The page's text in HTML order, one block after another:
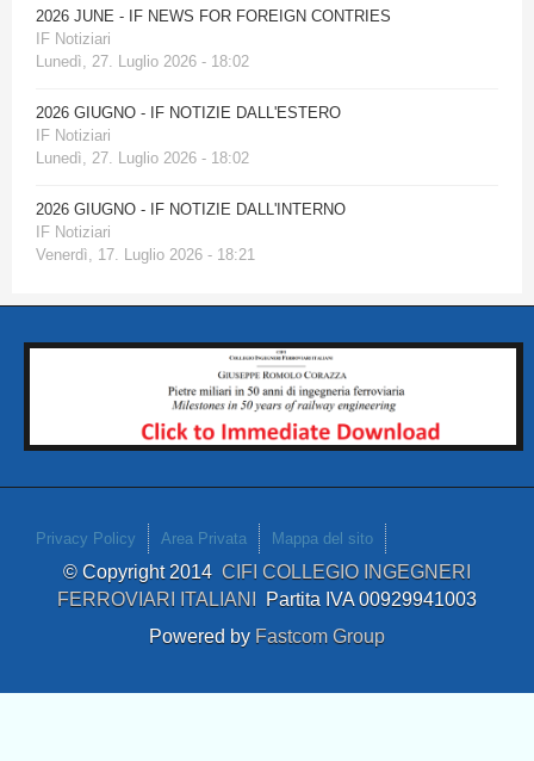
2026 JUNE - IF NEWS FOR FOREIGN CONTRIES
IF Notiziari
Lunedì, 27. Luglio 2026 - 18:02
2026 GIUGNO - IF NOTIZIE DALL'ESTERO
IF Notiziari
Lunedì, 27. Luglio 2026 - 18:02
2026 GIUGNO - IF NOTIZIE DALL'INTERNO
IF Notiziari
Venerdì, 17. Luglio 2026 - 18:21
Privacy Policy Area Privata Mappa del sito
© Copyright 2014 CIFI COLLEGIO INGEGNERI
FERROVIARI ITALIANI Partita IVA 00929941003
Powered by Fastcom Group